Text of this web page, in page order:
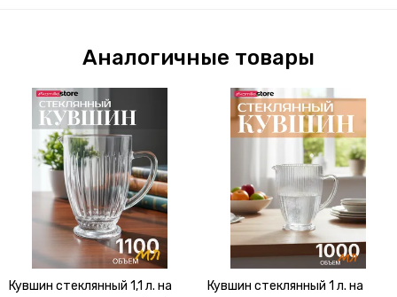
Аналогичные товары
Кувшин стеклянный 1,1 л. на
Кувшин стеклянный 1 л. на